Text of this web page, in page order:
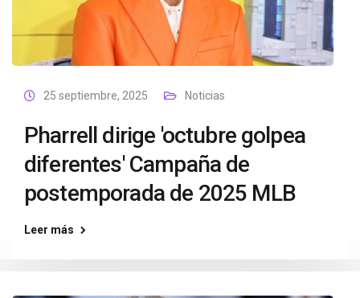
25 septiembre, 2025 Noticias
Pharrell dirige 'octubre golpea
diferentes' Campaña de
postemporada de 2025 MLB
Leer más